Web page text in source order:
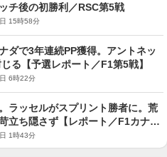
チ後の初勝利／RSC第5戦
15時58分
ダで3年連続PP獲得。アントネッ
る【予選レポート／F1第5戦】
6時22分
ラッセルがスプリント勝者に。荒
立ち隠さず【レポート／F1カナダ
1時43分